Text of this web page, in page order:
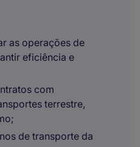
as operações de
eficiência e
com
terrestre,
de transporte da